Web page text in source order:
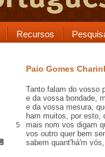
Recursos
Paio Gomes
Tanto falam do vosso
e da vossa bondade,
e da vossa mesura,
ham muitos, por esto,
5
mais nom vos digam
vos outro quer bem
sabem quant'há'm vós